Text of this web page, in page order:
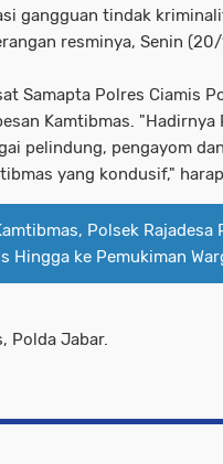
gangguan tindak
resminya, Senin
Samapta Polres Ciamis
Kamtibmas.
pelindung, pengayom
yang kondusif,"
Polsek Rajadesa
Hingga ke Pemukiman
Polda Jabar.